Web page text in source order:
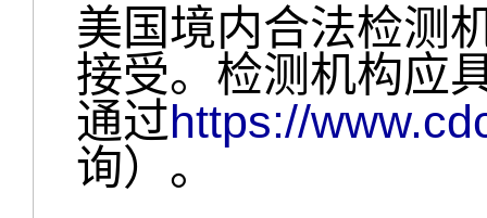
美国境内合法检测
接受。检测机构应
通过https://
询）。